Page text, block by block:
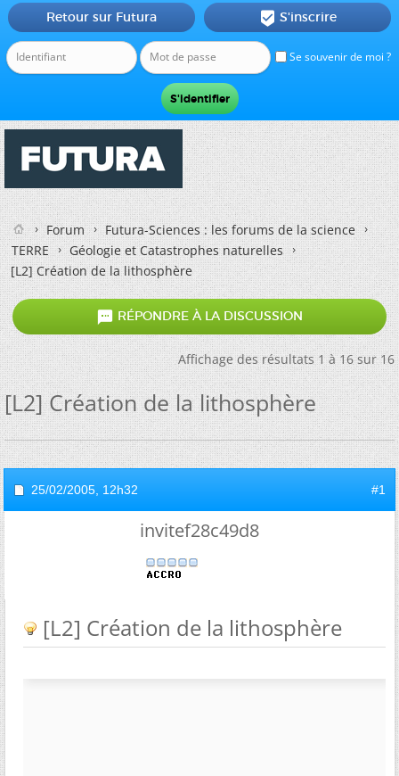
Se souvenir de moi ?
Retour sur Futura  S'inscrire
Forum
Futura-Sciences : les forums de la science
TERRE
Géologie et Catastrophes naturelles
[L2] Création de la lithosphère
 RÉPONDRE À LA DISCUSSION
Affichage des résultats 1 à 16 sur 16
[L2] Création de la lithosphère
25/02/2005, 12h32 #1
invitef28c49d8
[L2] Création de la lithosphère